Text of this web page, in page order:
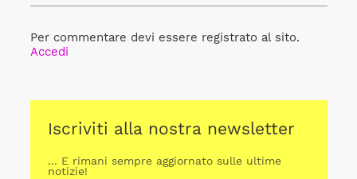
Per commentare devi essere registrato al sito.
Accedi
Iscriviti alla nostra newsletter
... E rimani sempre aggiornato sulle ultime
notizie!